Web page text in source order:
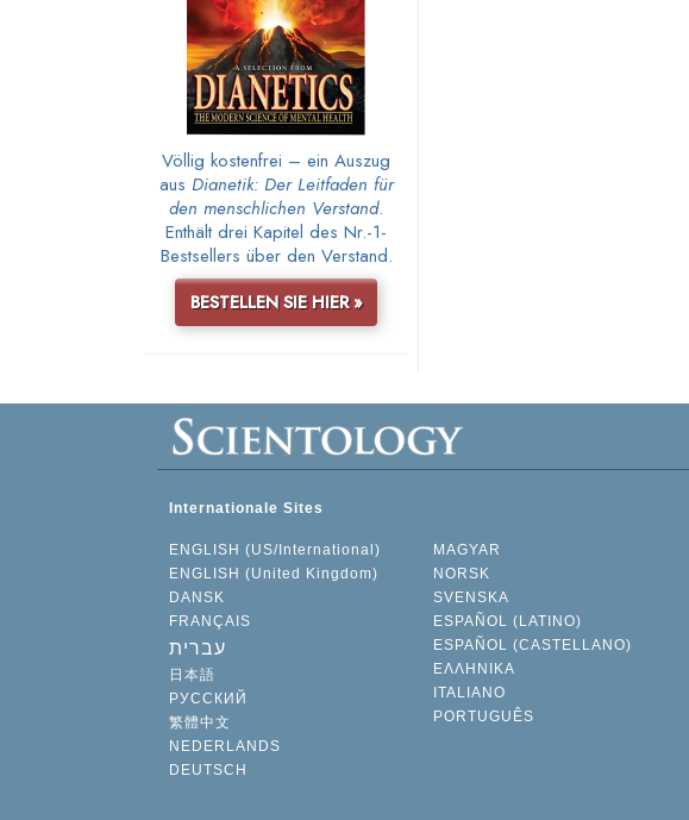
Völlig kostenfrei – ein Auszug
aus Dianetik: Der Leitfaden für
den menschlichen Verstand.
Enthält drei Kapitel des Nr.-1-
Bestsellers über den Verstand.
BESTELLEN SIE HIER »
Internationale Sites
ENGLISH (US/International)
ENGLISH (United Kingdom)
DANSK
FRANÇAIS
עברית
日本語
РУССКИЙ
繁體中文
NEDERLANDS
DEUTSCH
MAGYAR
NORSK
SVENSKA
ESPAÑOL (LATINO)
ESPAÑOL (CASTELLANO)
ΕΛΛΗΝΙΚA
ITALIANO
PORTUGUÊS